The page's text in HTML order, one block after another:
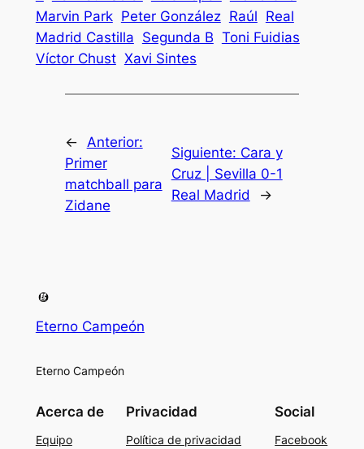
Marvin Park Peter González Raúl Real
Madrid Castilla Segunda B Toni Fuidias
Víctor Chust Xavi Sintes
← Anterior:
Primer
matchball para
Zidane
Siguiente: Cara y
Cruz | Sevilla 0-1
Real Madrid
→
Eterno Campeón
Eterno Campeón
Acerca de
Equipo
Privacidad
Política de privacidad
Social
Facebook